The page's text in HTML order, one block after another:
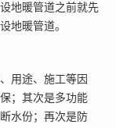
地暖管道之前就先
地暖管道。
用途、施工等因
；其次是多功能
水份；再次是防